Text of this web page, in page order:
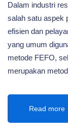
Dalam industri
salah satu aspek
efisien dan
yang umum
metode FEFO,
merupakan
Read more